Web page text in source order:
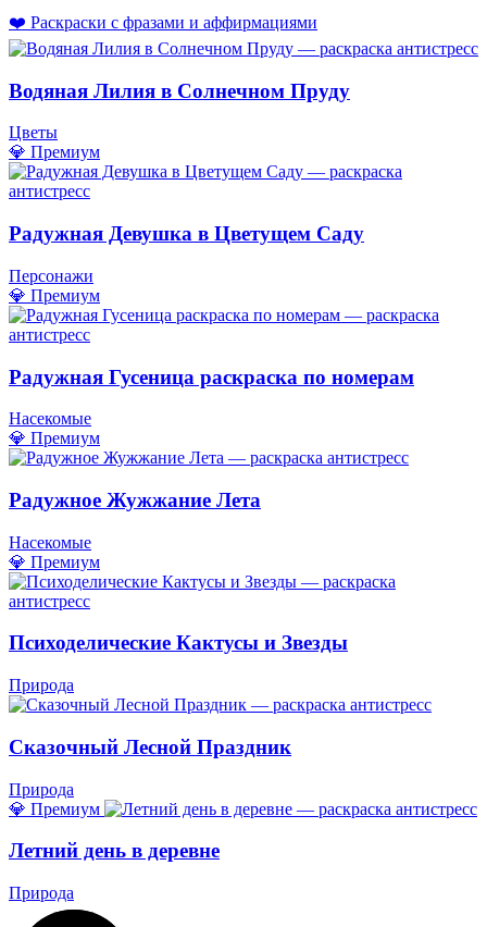
❤️ Раскраски с фразами и аффирмациями
Водяная Лилия в Солнечном Пруду
Цветы
💎 Премиум
Радужная Девушка в Цветущем Саду
Персонажи
💎 Премиум
Радужная Гусеница раскраска по номерам
Насекомые
💎 Премиум
Радужное Жужжание Лета
Насекомые
💎 Премиум
Психоделические Кактусы и Звезды
Природа
Сказочный Лесной Праздник
Природа
💎 Премиум
Летний день в деревне
Природа